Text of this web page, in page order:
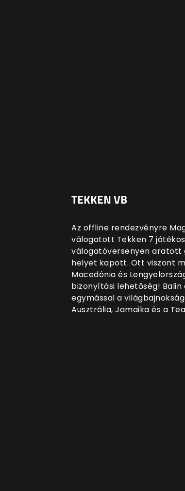
TEKKEN VB
Az offline rendezvényre
válogatott Tekken 7
válogatóversenyen aratott
helyet kapott. Ott viszont
Macedónia és
bizonyítási lehetőség!
egymással a
Ausztrália, Jamaika és a